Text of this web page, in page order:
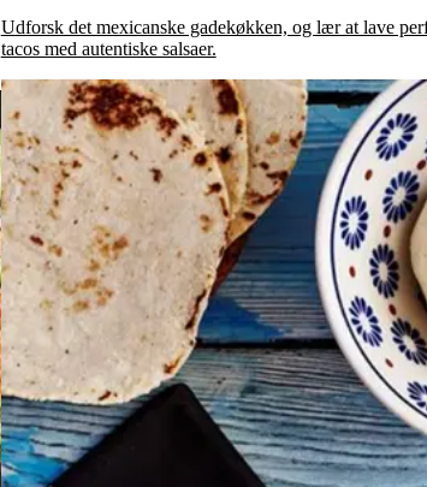
Udforsk det mexicanske gadekøkken, og lær at lave
tacos med autentiske salsaer.